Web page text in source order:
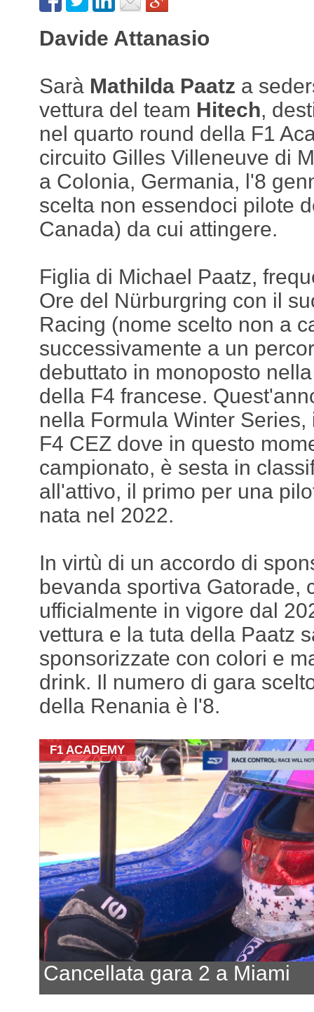
Davide Attanasio
Sarà Mathilda Paatz a
vettura del team Hitech,
nel quarto round della F1
circuito Gilles Villeneuve di
a Colonia, Germania, l'8
scelta non essendoci pilote
Canada) da cui attingere.
Figlia di Michael Paatz,
Ore del Nürburgring con il
Racing (nome scelto non a
successivamente a un
debuttato in monoposto
della F4 francese.
nella Formula Winter
F4 CEZ dove in questo
campionato, è sesta in
all'attivo, il primo per una
nata nel 2022.
In virtù di un accordo di
bevanda sportiva Gatorade,
ufficialmente in vigore dal
vettura e la tuta della Paatz
sponsorizzate con colori e
drink. Il numero di gara
della Renania è l'8.
F1 ACADEMY
Cancellata gara 2 a Miami